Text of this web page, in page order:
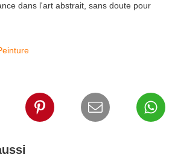
dans l'art abstrait, sans doute pour